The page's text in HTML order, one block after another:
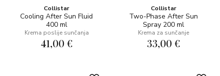
Collistar
Cooling After Sun Fluid
400 ml
Krema poslije sunčanja
41,00 €
Collistar
Two-Phase After Sun
Spray 200 ml
Krema za sunčanje
33,00 €